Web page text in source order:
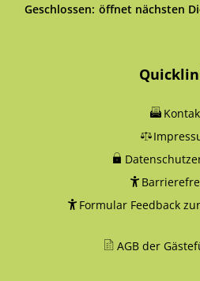
Klicken, um weitere Öffnungs-
Geschlossen: öffnet nächsten
Formular Feedback
AGB der